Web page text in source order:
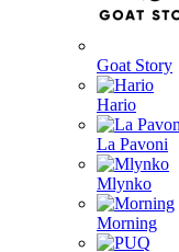
Goat Story
Hario
La Pavoni
Mlynko
Morning